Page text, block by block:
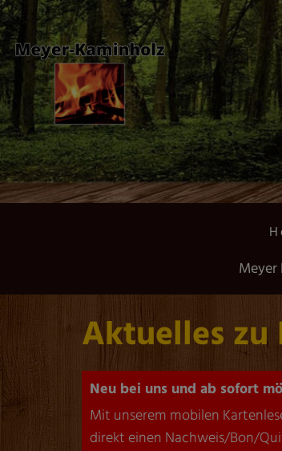
Meyer
Aktuelles zu
Neu bei uns und ab sofort
Mit unserem mobilen
direkt einen Nachweis/Bon/